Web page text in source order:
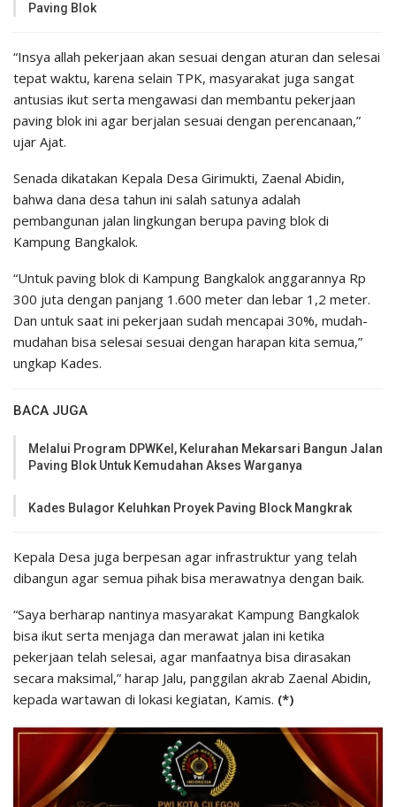
Paving Blok
“Insya allah pekerjaan akan sesuai dengan aturan dan selesai
tepat waktu, karena selain TPK, masyarakat juga sangat
antusias ikut serta mengawasi dan membantu pekerjaan
paving blok ini agar berjalan sesuai dengan perencanaan,”
ujar Ajat.
Senada dikatakan Kepala Desa Girimukti, Zaenal Abidin,
bahwa dana desa tahun ini salah satunya adalah
pembangunan jalan lingkungan berupa paving blok di
Kampung Bangkalok.
“Untuk paving blok di Kampung Bangkalok anggarannya Rp
300 juta dengan panjang 1.600 meter dan lebar 1,2 meter.
Dan untuk saat ini pekerjaan sudah mencapai 30%, mudah-
mudahan bisa selesai sesuai dengan harapan kita semua,”
ungkap Kades.
BACA JUGA
Melalui Program DPWKel, Kelurahan Mekarsari Bangun Jalan
Paving Blok Untuk Kemudahan Akses Warganya
Kades Bulagor Keluhkan Proyek Paving Block Mangkrak
Kepala Desa juga berpesan agar infrastruktur yang telah
dibangun agar semua pihak bisa merawatnya dengan baik.
“Saya berharap nantinya masyarakat Kampung Bangkalok
bisa ikut serta menjaga dan merawat jalan ini ketika
pekerjaan telah selesai, agar manfaatnya bisa dirasakan
secara maksimal,” harap Jalu, panggilan akrab Zaenal Abidin,
kepada wartawan di lokasi kegiatan, Kamis. (*)